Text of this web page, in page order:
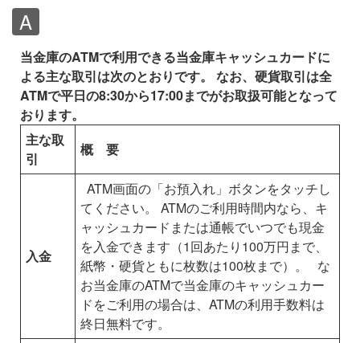
当金庫のATMで利用できる当金庫キャッシュカードに
よる主な取引は次のとおりです。
なお、硬貨取引は全
ATMで平日の8:30から17:00までがお取扱可能となって
おります。
主な取
引
概 要
入金
ATM画面の「お預入れ」ボタンをタッチし
てください。
ATMのご利用時間内なら、キ
ャッシュカードまたは通帳でいつでも現金
を入金できます（1回あたり100万円まで、
紙幣・硬貨ともに枚数は100枚まで）。
な
お当金庫のATMで当金庫のキャッシュカー
ドをご利用の場合は、ATMの利用手数料は
終日無料です。